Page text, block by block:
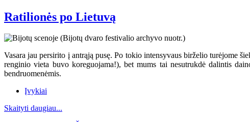
Ratilionės po Lietuvą
Vasara jau persirito į antrąją pusę. Po tokio intensyvaus birželio turėjome
renginio vieta buvo koreguojama!), bet mums tai nesutrukdė dalintis
bendruomenėmis.
Įvykiai
Skaityti daugiau...